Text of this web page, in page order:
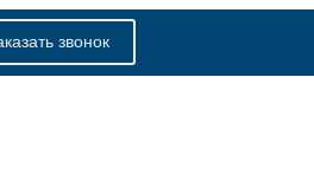
звонок